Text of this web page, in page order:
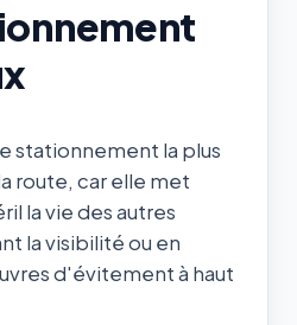
stationnement la plus
route, car elle met
la vie des autres
la visibilité ou en
d'évitement à haut